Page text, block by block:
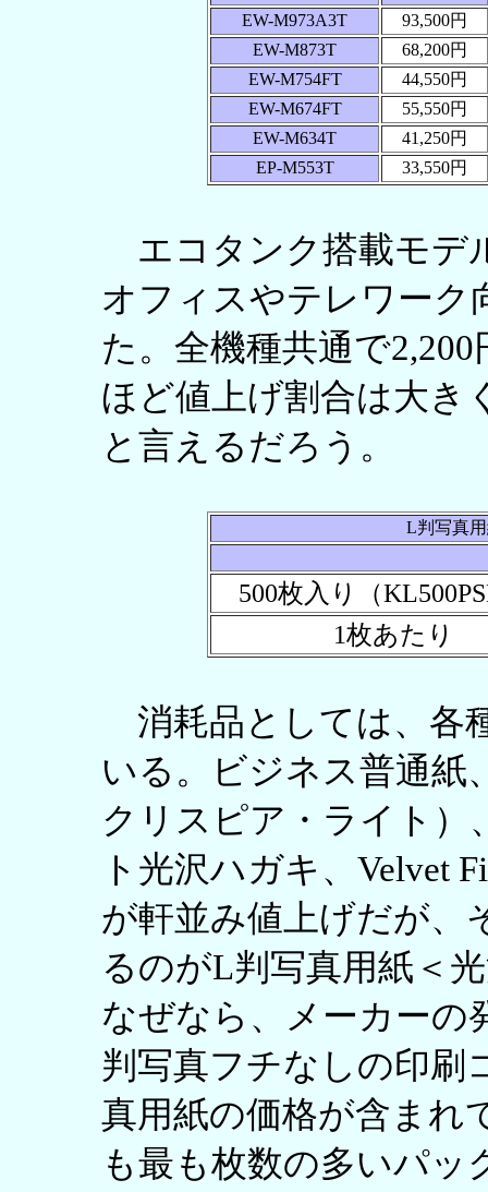
EW-M973A3T
93,500円
EW-M873T
68,200円
EW-M754FT
44,550円
EW-M674FT
55,550円
EW-M634T
41,250円
EP-M553T
33,550円
エコタンク搭載モデ
オフィスやテレワーク
た。全機種共通で
ほど値上げ割合は大き
と言えるだろう。
L判写真
500枚入り（
1枚あたり
消耗品としては、各
いる。ビジネス普通紙
クリスピア・ライト）
ト光沢ハガキ、Velvet
が軒並み値上げだが、
るのがL判写真用紙＜
なぜなら、メーカーの
判写真フチなしの印刷
真用紙の価格が含まれ
も最も枚数の多いパッ